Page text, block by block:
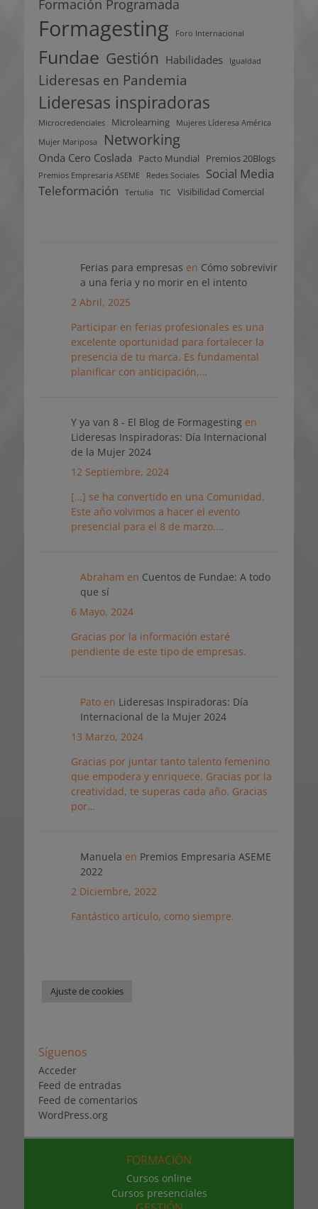
Formación Programada
Formagesting Foro Internacional
Fundae Gestión Habilidades Igualdad
Lideresas en Pandemia
Lideresas inspiradoras
Microcredenciales Microlearning
Mujeres Líderesa América
Mujer Mariposa
Networking
Onda Cero Coslada Pacto Mundial Premios 20Blogs
Premios Empresaria ASEME Redes Sociales
Social Media
Teleformación
Tertulia TIC Visibilidad Comercial
Ferias para empresas en Cómo sobrevivir
a una feria y no morir en el intento
2 Abril, 2025
Participar en ferias profesionales es una
excelente oportunidad para fortalecer la
presencia de tu marca. Es fundamental
planificar con anticipación,…
Y ya van 8 - El Blog de Formagesting en
Lideresas Inspiradoras: Día Internacional
de la Mujer 2024
12 Septiembre, 2024
[…] se ha convertido en una Comunidad.
Este año volvimos a hacer el evento
presencial para el 8 de marzo.…
Abraham en Cuentos de Fundae: A todo
que sí
6 Mayo, 2024
Gracias por la información estaré
pendiente de este tipo de empresas.
Patoen Lideresas Inspiradoras: Día
Internacional de la Mujer 2024
13 Marzo, 2024
Gracias por juntar tanto talento femenino
que empodera y enriquece. Gracias por la
creatividad, te superas cada año. Gracias
por…
Manuela en Premios Empresaria ASEME
2022
2 Diciembre, 2022
Fantástico artículo, como siempre.
Ajuste de cookies
Síguenos
Acceder
Feed de entradas
Feed de comentarios
WordPress.org
FORMACIÓN
Cursos online
Cursos presenciales